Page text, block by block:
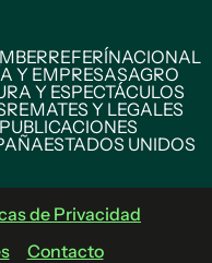
REFERÍNACIONAL
Y EMPRESASAGRO
Y ESPECTÁCULOS
REMATES Y LEGALES
PUBLICACIONES
ESTADOS UNIDOS
de Privacidad
Contacto